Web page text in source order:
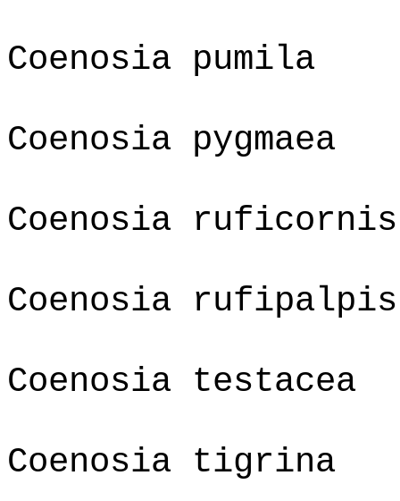
Coenosia pumila
Coenosia pygmaea
Coenosia ruficornis
Coenosia rufipalpis
Coenosia testacea
Coenosia tigrina